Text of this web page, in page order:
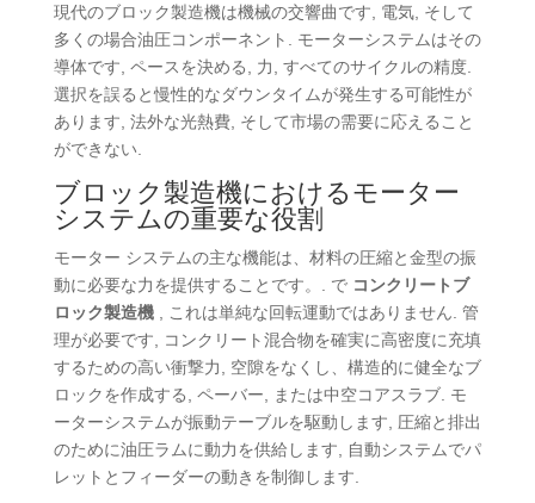
現代のブロック製造機は機械の交響曲です, 電気, そして
多くの場合油圧コンポーネント. モーターシステムはその
導体です, ペースを決める, 力, すべてのサイクルの精度.
選択を誤ると慢性的なダウンタイムが発生する可能性が
あります, 法外な光熱費, そして市場の需要に応えること
ができない.
ブロック製造機におけるモーター
システムの重要な役割
モーター システムの主な機能は、材料の圧縮と金型の振
動に必要な力を提供することです。. で コンクリートブ
ロック製造機
これは単純な回転運動ではありません . 管
理が必要です, コンクリート混合物を確実に高密度に充填
するための高い衝撃力, 空隙をなくし、構造的に健全なブ
ロックを作成する, ペーバー, または中空コアスラブ. モ
ーターシステムが振動テーブルを駆動します, 圧縮と排出
のために油圧ラムに動力を供給します, 自動システムでパ
レットとフィーダーの動きを制御します.